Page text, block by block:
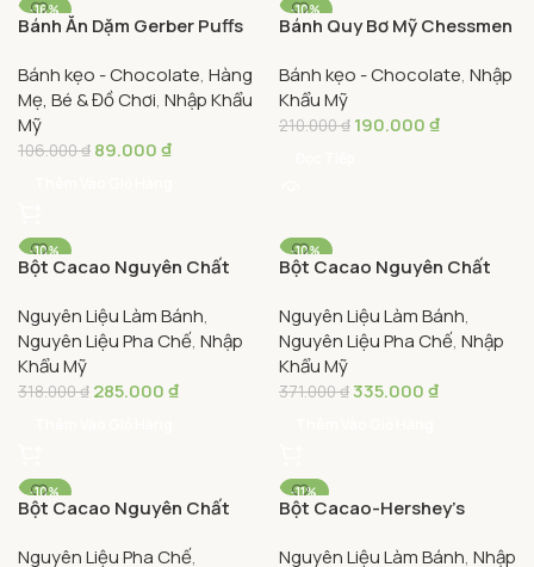
-16%
Bánh Ăn Dặm Gerber Puffs
Hũ 42g – Gerber Puffs
Puffed Grain Snack
Blueberry
Bánh kẹo - Chocolate, Hàng
Mẹ, Bé & Đồ Chơi, Nhập Khẩu
Mỹ
106.000₫ 89.000₫
-10%
SOLD OUT
Bánh Quy Bơ Mỹ Chessmen
Thiếc 206g – American
Butter Cookies Chessmen
Bánh kẹo - Chocolate, Nhập
Khẩu Mỹ
210.000₫ 190.000₫
-10%
Bột Cacao Nguyên Chất
Mỹ Good & Gather 226g –
Good & Gather
Unsweetened 100% Cocoa
Powder
Nguyên Liệu Làm Bánh,
Nguyên Liệu Pha Chế, Nhập
Khẩu Mỹ
318.000₫ 285.000₫
-10%
Bột Cacao Nguyên Chất
Nhập Khẩu Mỹ Great Value
227g – Great Value Baking
Cocoa Unsweetened
Cocoa Powder
Nguyên Liệu Làm Bánh,
Nguyên Liệu Pha Chế, Nhập
Khẩu Mỹ
371.000₫335.000₫
-10%
Bột Cacao Nguyên Chất
Nestle Toll House 226g –
Nguyên Liệu Pha Chế,
-11%
226G
Bột Cacao-Hershey’s
Nguyên Liệu Làm Bánh, Nhập